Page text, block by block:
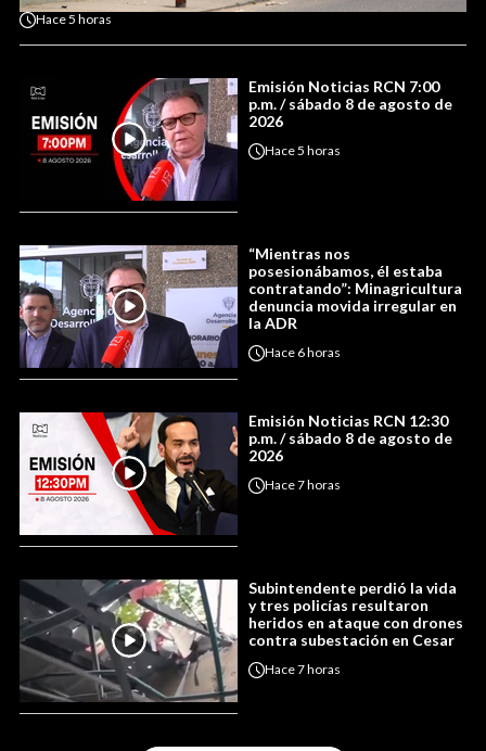
Hace5 horas
Emisión Noticias RCN 7:00
p.m. / sábado 8 de agosto de
2026
Hace5 horas
“Mientras nos
posesionábamos, él estaba
contratando”: Minagricultura
denuncia movida irregular en
la ADR
Hace 6 horas
Emisión Noticias RCN 12:30
p.m. / sábado 8 de agosto de
2026
Hace7 horas
Subintendente perdió la vida
y tres policías resultaron
heridos en ataque con drones
contra subestación en Cesar
Hace7 horas